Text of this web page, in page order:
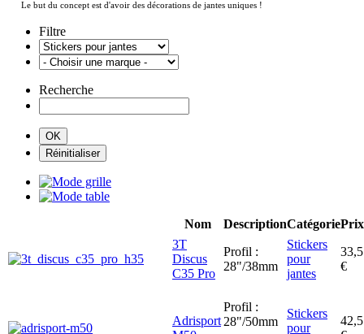
Le but du concept est d'avoir des décorations de jantes uniques !
Filtre
Recherche
Nom DescriptionCatégoriePrix
3T
Discus
C35 Pro
Profil :
28"/38mm
Stickers
pour
jantes
33,5
€
Adrisport
Profil :
28"/50mm
Stickers
pour
42,5